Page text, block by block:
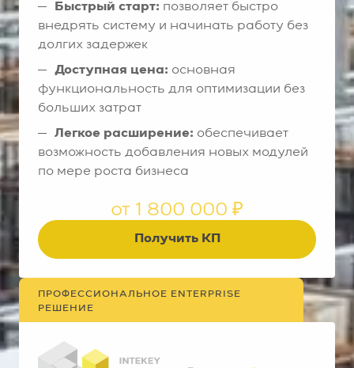
Быстрый старт: позволяет быстро
внедрять систему и начинать работу без
долгих задержек
Доступная цена: основная
функциональность для оптимизации без
больших затрат
Легкое расширение: обеспечивает
возможность добавления новых модулей
по мере роста бизнеса
от 1 800 000 ₽
Получить КП
ПРОФЕССИОНАЛЬНОЕ ENTERPRISE
РЕШЕНИЕ